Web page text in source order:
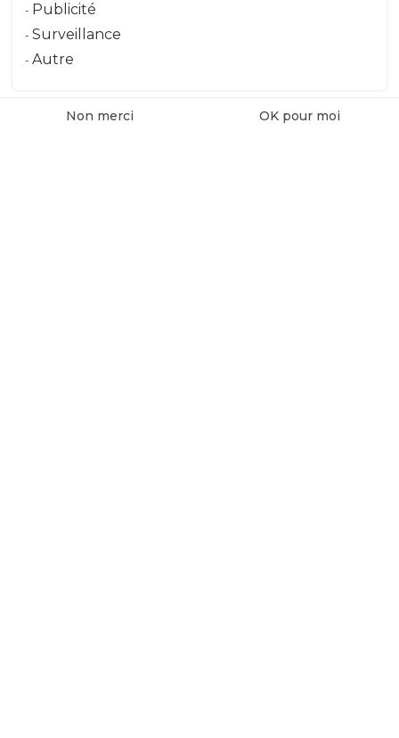
Publicité
Surveillance
Autre
Non merci OK pour moi